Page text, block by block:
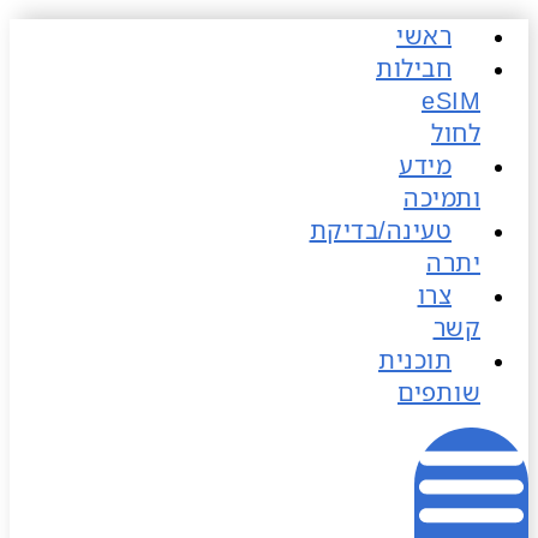
ראשי
חבילות
לחול
מידע
ותמיכה
טעינה/בדיקת
יתרה
צרו
קשר
תוכנית
שותפים